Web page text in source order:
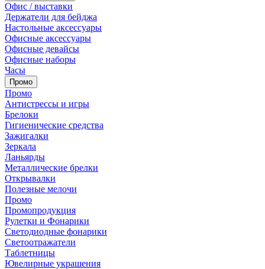
Офис / выставки
Держатели для бейджа
Настольные аксессуары
Офисные аксессуары
Офисные девайсы
Офисные наборы
Часы
Промо
Промо
Антистрессы и игры
Брелоки
Гигиенические средства
Зажигалки
Зеркала
Ланьярды
Металлические брелки
Открывалки
Полезные мелочи
Промо
Промопродукция
Рулетки и Фонарики
Светодиодные фонарики
Светоотражатели
Таблетницы
Ювелирные украшения